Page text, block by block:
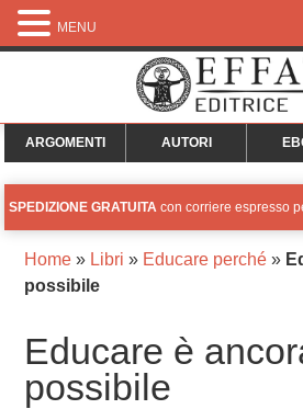
ARGOMENTI AUTORI
SPEDIZIONE GRATUITA con corriere espresso
Home» Libri » Educare perché»
possibile
Educare è
possibile
MENU